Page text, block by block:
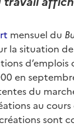
mensuel du
la situation
d’emplois
en
du
au cours
sont